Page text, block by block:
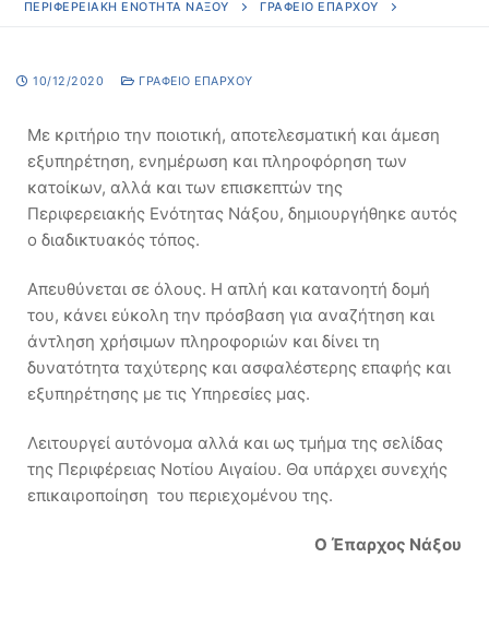
ΠΕΡΙΦΕΡΕΙΑΚΗ ΕΝΟΤΗΤΑ ΝΑΞΟΥ ΓΡΑΦΕΊΟ ΕΠΆΡΧΟΥ
10/12/2020 ΓΡΑΦΕΊΟ ΕΠΆΡΧΟΥ
Με κριτήριο την ποιοτική, αποτελεσματική και άμεση
εξυπηρέτηση, ενημέρωση και πληροφόρηση των
κατοίκων, αλλά και των επισκεπτών της
Περιφερειακής Ενότητας Νάξου, δημιουργήθηκε αυτός
ο διαδικτυακός τόπος.
Απευθύνεται σε όλους. Η απλή και κατανοητή δομή
του, κάνει εύκολη την πρόσβαση για αναζήτηση και
άντληση χρήσιμων πληροφοριών και δίνει τη
δυνατότητα ταχύτερης και ασφαλέστερης επαφής και
εξυπηρέτησης με τις Υπηρεσίες μας.
Λειτουργεί αυτόνομα αλλά και ως τμήμα της σελίδας
της Περιφέρειας Νοτίου Αιγαίου. Θα υπάρχει συνεχής
επικαιροποίηση του περιεχομένου της.
Ο Έπαρχος Νάξου